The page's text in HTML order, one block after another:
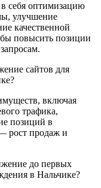
себя оптимизацию
улучшение
качественной
повысить позиции
сайтов для
включая
трафика,
позиций в
рост продаж и
до первых
в Нальчике?